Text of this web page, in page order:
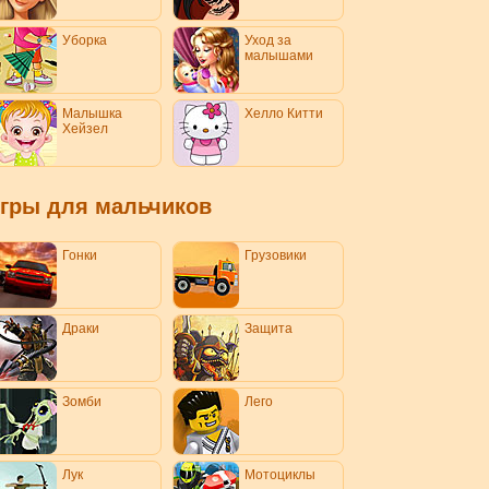
Уборка
Уход за
малышами
Малышка
Хейзел
Хелло Китти
для мальчиков
Гонки Грузовики
Драки Защита
Зомби Лего
Лук Мотоциклы